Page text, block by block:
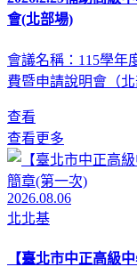
會(北部場)
會議名稱：115學年
費暨申請說明會（
查看
查看更多
2026.08.06
北北基
【臺北市中正高級